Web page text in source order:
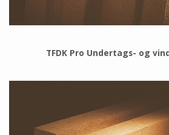
TFDK Pro Undertags- og